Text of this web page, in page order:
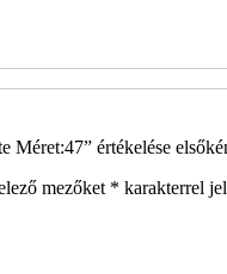
Méret:47” értékelése
mezőket * karakterrel